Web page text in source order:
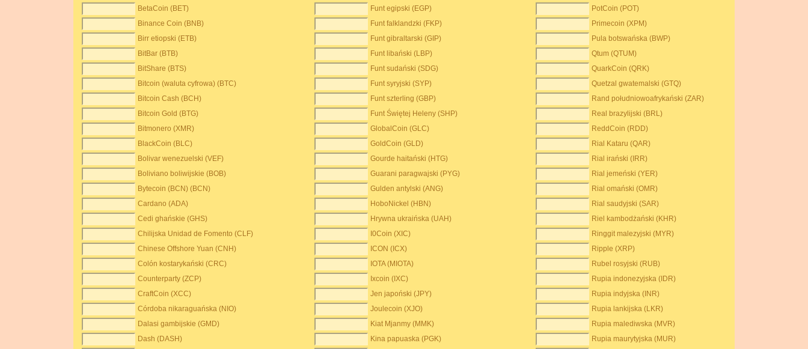
BetaCoin (BET)
Funt egipski (EGP)
PotCoin (POT)
Binance Coin (BNB)
Funt falklandzki (FKP)
Primecoin (XPM)
Birr etiopski (ETB)
Funt gibraltarski (GIP)
Pula botswańska (BWP)
BitBar (BTB)
Funt libański (LBP)
Qtum (QTUM)
BitShare (BTS)
Funt sudański (SDG)
QuarkCoin (QRK)
Bitcoin (waluta cyfrowa) (BTC)
Funt syryjski (SYP)
Quetzal gwatemalski (GTQ)
Bitcoin Cash (BCH)
Funt szterling (GBP)
Rand południowoafrykański (ZAR)
Bitcoin Gold (BTG)
Funt Świętej Heleny (SHP)
Real brazylijski (BRL)
Bitmonero (XMR)
GlobalCoin (GLC)
ReddCoin (RDD)
BlackCoin (BLC)
GoldCoin (GLD)
Rial Kataru (QAR)
Bolivar wenezuelski (VEF)
Gourde haitański (HTG)
Rial irański (IRR)
Boliviano boliwijskie (BOB)
Guarani paragwajski (PYG)
Rial jemeński (YER)
Bytecoin (BCN) (BCN)
Gulden antylski (ANG)
Rial omański (OMR)
Cardano (ADA)
HoboNickel (HBN)
Rial saudyjski (SAR)
Cedi ghańskie (GHS)
Hrywna ukraińska (UAH)
Riel kambodżański (KHR)
Chilijska Unidad de Fomento (CLF)
I0Coin (XIC)
Ringgit malezyjski (MYR)
Chinese Offshore Yuan (CNH)
ICON (ICX)
Ripple (XRP)
Colón kostarykański (CRC)
IOTA (MIOTA)
Rubel rosyjski (RUB)
Counterparty (ZCP)
Ixcoin (IXC)
Rupia indonezyjska (IDR)
CraftCoin (XCC)
Jen japoński (JPY)
Rupia indyjska (INR)
Córdoba nikaraguańska (NIO)
Joulecoin (XJO)
Rupia lankijska (LKR)
Dalasi gambijskie (GMD)
Kiat Mjanmy (MMK)
Rupia malediwska (MVR)
Dash (DASH)
Kina papuaska (PGK)
Rupia maurytyjska (MUR)